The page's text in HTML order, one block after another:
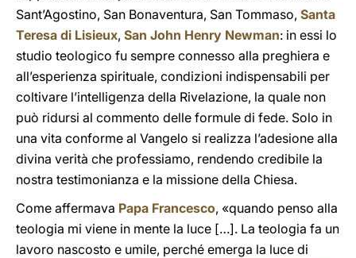
Sant’Agostino, San Bonaventura, San Tommaso, Santa
Teresa di Lisieux, San John Henry Newman: in essi lo
studio teologico fu sempre connesso alla preghiera e
all’esperienza spirituale, condizioni indispensabili per
coltivare l’intelligenza della Rivelazione, la quale non
può ridursi al commento delle formule di fede. Solo in
una vita conforme al Vangelo si realizza l’adesione alla
divina verità che professiamo, rendendo credibile la
nostra testimonianza e la missione della Chiesa.
Come affermava Papa Francesco, «quando penso alla
teologia mi viene in mente la luce […]. La teologia fa un
lavoro nascosto e umile, perché emerga la luce di